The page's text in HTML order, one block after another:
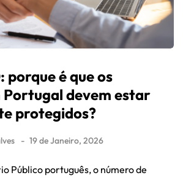
porque é que os
Portugal devem estar
protegidos?
19 de Janeiro, 2026
Público português, o número de